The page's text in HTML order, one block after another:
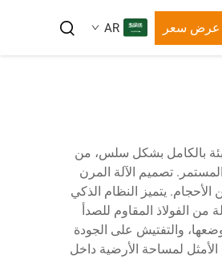
عرض سعر AR
بالكامل بشكل سلس، من
والأداء المستمر. تصميم الآلة المرن
الأحجام. يتميز النظام الذكي
الفولاذ المقاوم للصدأ
والتفتيش على الجودة
لمساحة الأرضية داخل